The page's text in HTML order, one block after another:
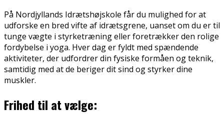
På Nordjyllands Idrætshøjskole får du mulighed for at
udforske en bred vifte af idrætsgrene, uanset om du er til
tunge vægte i styrketræning eller foretrækker den rolige
fordybelse i yoga. Hver dag er fyldt med spændende
aktiviteter, der udfordrer din fysiske formåen og teknik,
samtidig med at de beriger dit sind og styrker dine
muskler.
Frihed til at vælge: